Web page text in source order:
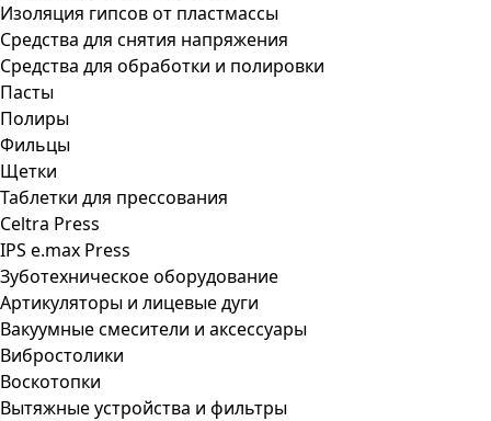
Изоляция гипсов от пластмассы
Средства для снятия напряжения
Средства для обработки и полировки
Пасты
Полиры
Фильцы
Щетки
Таблетки для прессования
Celtra Press
IPS e.max Press
Зуботехническое оборудование
Артикуляторы и лицевые дуги
Вакуумные смесители и аксессуары
Вибростолики
Воскотопки
Вытяжные устройства и фильтры